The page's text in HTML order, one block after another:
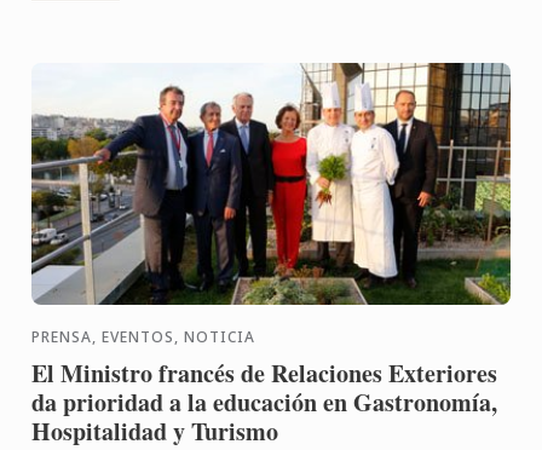
PRENSA, EVENTOS, NOTICIA
El Ministro francés de Relaciones Exteriores
da prioridad a la educación en Gastronomía,
Hospitalidad y Turismo